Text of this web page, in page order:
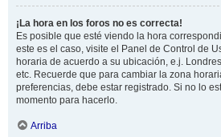
¡La hora en los foros no es correcta!
Es posible que esté viendo la hora
este es el caso, visite el Panel de Control de
horaria de acuerdo a su ubicación, e.j.
etc. Recuerde que para cambiar la zona
preferencias, debe estar registrado. Si no lo
momento para hacerlo.
Arriba